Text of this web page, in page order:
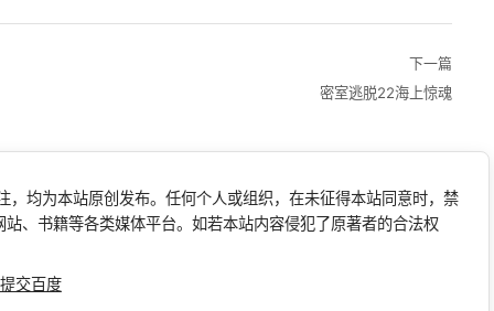
下一篇
密室逃脱22海上惊魂
，均为本站原创发布。任何个人或组织，在未征得本站同意时，禁
、书籍等各类媒体平台。如若本站内容侵犯了原著者的合法权
提交百度